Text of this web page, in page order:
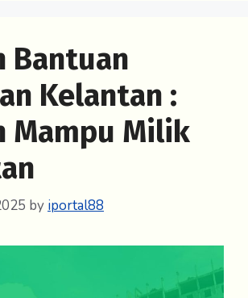
Bantuan
Kelantan :
Mampu Milik
by iportal88